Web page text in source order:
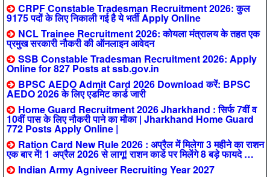
CRPF Constable Tradesman Recruitment 2026: कुल
9175 पदों के लिए निकाली गई है ये भर्ती Apply Online
NCL Trainee Recruitment 2026: कोयला मंत्रालय के तहत एक
प्रमुख सरकारी नौकरी की ऑनलाइन आवेदन
SSB Constable Tradesman Recruitment 2026: Apply
Online for 827 Posts at ssb.gov.in
BPSC AEDO Admit Card 2026 Download करें: BPSC
AEDO 2026 के लिए एडमिट कार्ड जारी
Home Guard Recruitment 2026 Jharkhand : सिर्फ 7वीं व
10वीं पास के लिए नौकरी पाने का मौका | Jharkhand Home Guard
772 Posts Apply Online |
Ration Card New Rule 2026 : अप्रैल में मिलेगा 3 महीने का राशन
एक बार में! 1 अप्रैल 2026 से लागू! राशन कार्ड पर मिलेंगे 8 बड़े फायदे …
Indian Army Agniveer Recruiting Year 2027